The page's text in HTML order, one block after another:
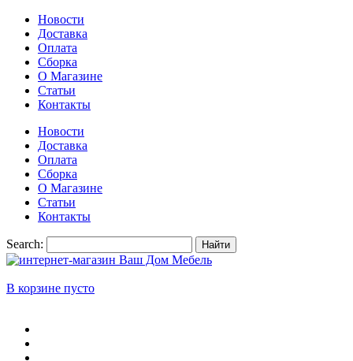
Новости
Доставка
Оплата
Сборка
О Магазине
Статьи
Контакты
Новости
Доставка
Оплата
Сборка
О Магазине
Статьи
Контакты
Search: Найти
В корзине пусто